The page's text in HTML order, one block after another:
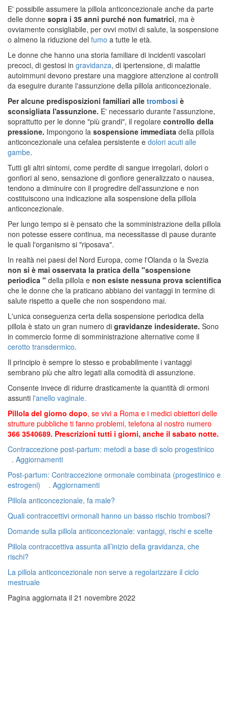
E' possibile assumere la pillola anticoncezionale anche da parte
delle donne sopra i 35 anni purché non fumatrici, ma è
ovviamente consigliabile, per ovvi motivi di salute, la sospensione
o almeno la riduzione del fumo a tutte le età.
Le donne che hanno una storia familiare di incidenti vascolari
precoci, di gestosi in gravidanza, di ipertensione, di malattie
autoimmuni devono prestare una maggiore attenzione ai controlli
da eseguire durante l'assunzione della pillola anticoncezionale.
Per alcune predisposizioni familiari alle trombosi è
sconsigliata l'assunzione. E' necessario durante l'assunzione,
soprattutto per le donne "più grandi", il regolare controllo della
pressione. Impongono la sospensione immediata della pillola
anticoncezionale una cefalea persistente e dolori acuti alle
gambe.
Tutti gli altri sintomi, come perdite di sangue irregolari, dolori o
gonfiori al seno, sensazione di gonfiore generalizzato o nausea,
tendono a diminuire con il progredire dell'assunzione e non
costituiscono una indicazione alla sospensione della pillola
anticoncezionale.
Per lungo tempo si è pensato che la somministrazione della pillola
non potesse essere continua, ma necessitasse di pause durante
le quali l'organismo si "riposava".
In realtà nei paesi del Nord Europa, come l'Olanda o la Svezia
non si è mai osservata la pratica della "sospensione
periodica " della pillola e non esiste nessuna prova scientifica
che le donne che la praticano abbiano dei vantaggi in termine di
salute rispetto a quelle che non sospendono mai.
L'unica conseguenza certa della sospensione periodica della
pillola è stato un gran numero di gravidanze indesiderate. Sono
in commercio forme di somministrazione alternative come il
cerotto transdermico.
Il principio è sempre lo stesso e probabilmente i vantaggi
sembrano più che altro legati alla comodità di assunzione.
Consente invece di ridurre drasticamente la quantità di ormoni
assunti l'anello vaginale.
Pillola del giorno dopo, se vivi a Roma e i medici obiettori delle
strutture pubbliche ti fanno problemi, telefona al nostro numero
366 3540689. Prescrizioni tutti i giorni, anche il sabato notte.
Contraccezione post-partum: metodi a base di solo progestinico
. Aggiornamenti
Post-partum: Contraccezione ormonale combinata (progestinico e
estrogeni) . Aggiornamenti
Pillola anticoncezionale, fa male?
Quali contraccettivi ormonali hanno un basso rischio trombosi?
Domande sulla pillola anticoncezionale: vantaggi, rischi e scelte
Pillola contraccettiva assunta all’inizio della gravidanza, che
rischi?
La pillola anticoncezionale non serve a regolarizzare il ciclo
mestruale
Pagina aggiornata il 21 novembre 2022